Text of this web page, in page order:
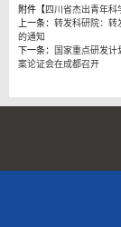
附件【四川省杰出青年科
上一条： 转发科研院：转
的通知
下一条：
国家重点研发计
案论证会在成都召开